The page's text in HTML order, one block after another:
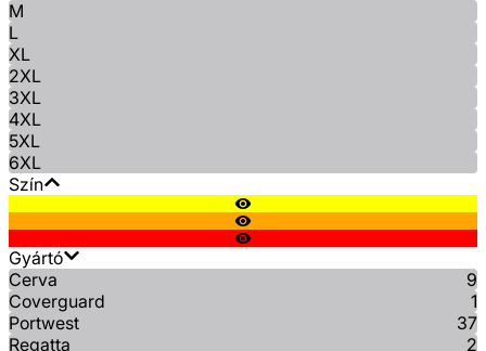
M
L
XL
2XL
3XL
4XL
5XL
6XL
Szín
Gyártó
Cerva
9
Coverguard
1
Portwest
37
Regatta
2